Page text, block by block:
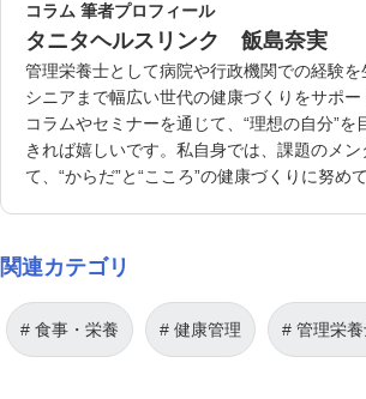
コラム 筆者プロフィール
タニタヘルスリンク 飯島奈実
管理栄養士として病院や行政機関での経験を
シニアまで幅広い世代の健康づくりをサポ
コラムやセミナーを通じて、“理想の自分”を
きれば嬉しいです。私自身では、課題のメン
て、“からだ”と“こころ”の健康づくりに努め
関連カテゴリ
食事・栄養 健康管理 管理栄